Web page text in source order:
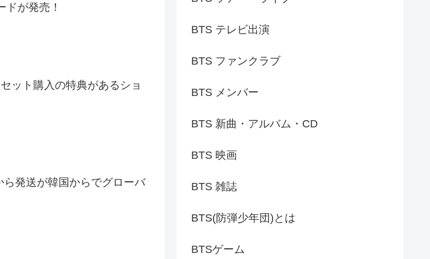
が発売！
ット購入の特典があるショ
ら発送が韓国からでグローバ
BTS テレビ出演
BTS ファンクラブ
BTS メンバー
BTS 新曲・アルバム・CD
BTS 映画
BTS 雑誌
BTS(防弾少年団)とは
BTSゲーム